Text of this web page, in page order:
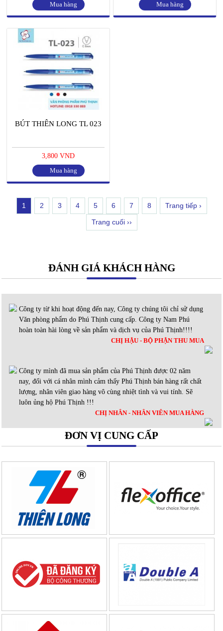
Mua hàng Mua hàng
BÚT THIÊN LONG TL 023
3,800 VND
Mua hàng
1 2 3 4 5 6 7 8 Trang tiếp ›
Trang cuối ››
ĐÁNH GIÁ KHÁCH HÀNG
Công ty từ khi hoạt động đến nay, Công ty chúng tôi chỉ sử dụng
Văn phòng phẩm do Phú Thịnh cung cấp. Công ty Nam Phú
hoàn toàn hài lòng về sản phẩm và dịch vụ của Phú Thịnh!!!!
CHỊ HẬU - BỘ PHẬN THU MUA
Công ty mình đã mua sản phẩm của Phú Thịnh được 02 năm
nay, đối với cá nhân mình cảm thấy Phú Thịnh bán hàng rất chất
lượng, nhân viên giao hàng vô cùng nhiệt tình và vui tính. Sẽ
luôn ủng hộ Phú Thịnh !!!
CHỊ NHÂN - NHÂN VIÊN MUA HÀNG
ĐƠN VỊ CUNG CẤP